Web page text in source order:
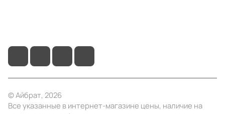
© Айбрат, 2026
Все указанные в интернет-магазине цены, наличие на